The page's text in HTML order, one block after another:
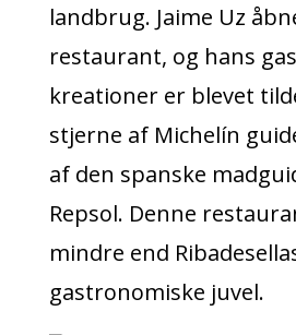
landbrug. Jaime Uz
restaurant, og hans
kreationer er blevet
stjerne af Michelín
af den spanske
Repsol. Denne
mindre end
gastronomiske juvel.